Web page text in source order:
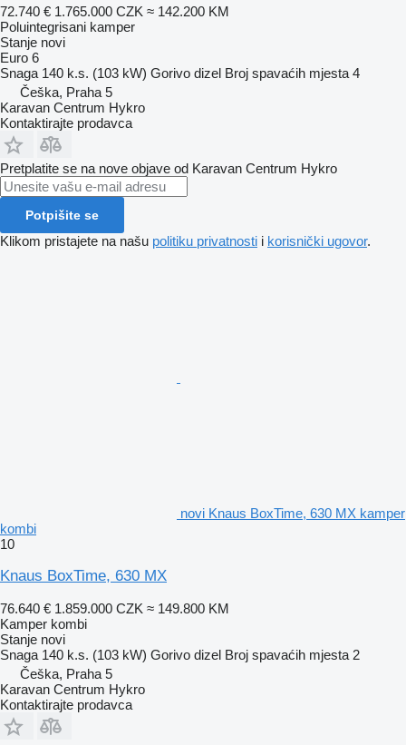
72.740 € 1.765.000 CZK ≈ 142.200 KM
Poluintegrisani kamper
Stanje novi
Euro 6
Snaga 140 k.s. (103 kW) Gorivo dizel Broj spavaćih mjesta 4
Češka, Praha 5
Karavan Centrum Hykro
Kontaktirajte prodavca
Pretplatite se na nove objave od Karavan Centrum Hykro
Potpišite se
Klikom pristajete na našu politiku privatnosti i korisnički ugovor.
novi Knaus BoxTime, 630 MX kamper
kombi
10
Knaus BoxTime, 630 MX
76.640 € 1.859.000 CZK ≈ 149.800 KM
Kamper kombi
Stanje novi
Snaga 140 k.s. (103 kW) Gorivo dizel Broj spavaćih mjesta 2
Češka, Praha 5
Karavan Centrum Hykro
Kontaktirajte prodavca